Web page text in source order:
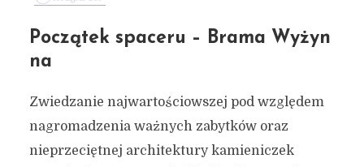
Początek spaceru – Brama Wyżyn
na
Zwiedzanie najwartościowszej pod względem
nagromadzenia ważnych zabytków oraz
nieprzeciętnej architektury kamieniczek